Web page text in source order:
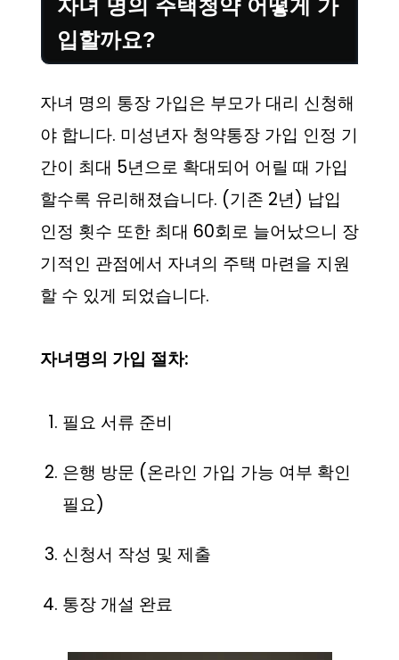
자녀 명의 주택청약 어떻게 가
입할까요?
자녀 명의 통장 가입은 부모가 대리 신청해
야 합니다. 미성년자 청약통장 가입 인정 기
간이 최대 5년으로 확대되어 어릴 때 가입
할수록 유리해졌습니다. (기존 2년) 납입
인정 횟수 또한 최대 60회로 늘어났으니 장
기적인 관점에서 자녀의 주택 마련을 지원
할 수 있게 되었습니다.
자녀명의 가입 절차:
필요 서류 준비
은행 방문 (온라인 가입 가능 여부 확인
필요)
신청서 작성 및 제출
통장 개설 완료